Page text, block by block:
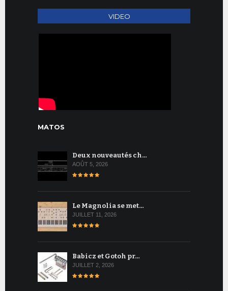
VIDEO
MATOS
Deux nouveautés ch…
AOÛT 5, 2026
Le Magnolia se met…
JUILLET 11, 2026
Babicz et Gotoh pr…
JUILLET 2, 2026